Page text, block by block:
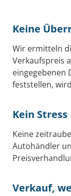
Keine
Wir ermitteln
Verkaufspreis
eingegebenen
feststellen,
Kein Stress
Keine
Autohändler
Verkauf,